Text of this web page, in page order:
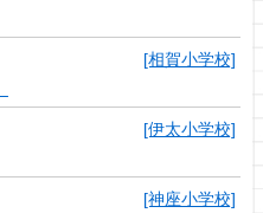
[相賀小学校]
[伊太小学校]
[神座小学校]